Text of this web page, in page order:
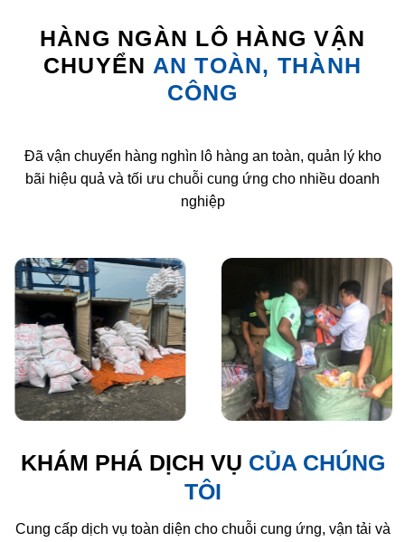
HÀNG NGÀN LÔ HÀNG VẬN
CHUYỂN AN TOÀN, THÀNH
CÔNG
Đã vận chuyển hàng nghìn lô hàng an toàn, quản lý kho
bãi hiệu quả và tối ưu chuỗi cung ứng cho nhiều doanh
nghiệp
KHÁM PHÁ DỊCH VỤ CỦA CHÚNG
TÔI
Cung cấp dịch vụ toàn diện cho chuỗi cung ứng, vận tải và